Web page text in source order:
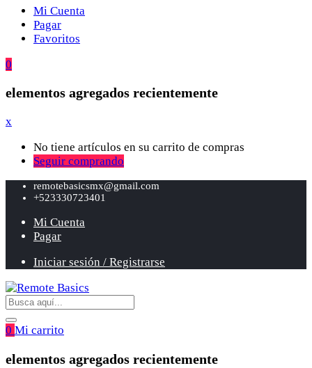
Mi Cuenta
Pagar
Favoritos
0
elementos agregados recientemente
x
No tiene artículos en su carrito de compras
Seguir comprando
remotebasicsmx@gmail.com
+523330723401
Mi Cuenta
Pagar
Iniciar sesión / Registrarse
0 Mi carrito
elementos agregados recientemente